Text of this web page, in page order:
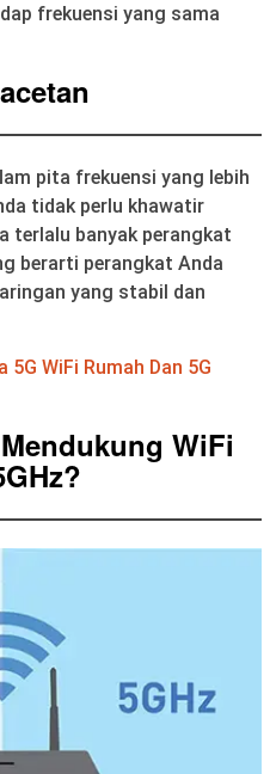
frekuensi yang sama
pita frekuensi yang lebih
tidak perlu khawatir
terlalu banyak perangkat
berarti perangkat Anda
yang stabil dan
5G WiFi Rumah Dan 5G
WiFi